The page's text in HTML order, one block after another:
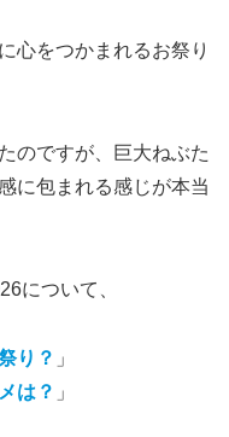
心をつかまれるお祭り
のですが、巨大ねぶた
に包まれる感じが本当
について、
り？ 」
は？ 」